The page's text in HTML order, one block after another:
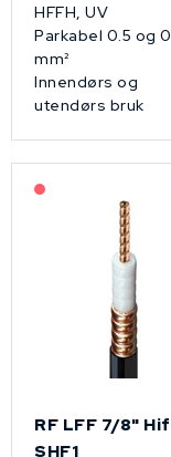
HFFH, UV
Parkabel 0.5 og
mm²
Innendørs og
utendørs bruk
RF LFF 7/8"
SHF1